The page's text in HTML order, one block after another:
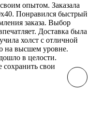
опытом. Заказала
Понравился быстрый
заказа. Выбор
Доставка была
холст с отличной
на высшем уровне.
в целости.
сохранить свои